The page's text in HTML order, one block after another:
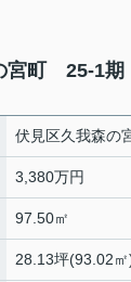
宮町 25-1
伏見区久我森
3,380万円
97.50㎡
28.13坪(93.02㎡